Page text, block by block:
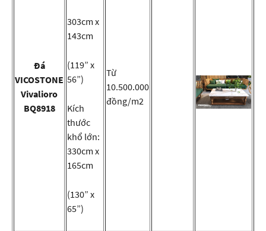
Đá
VICOSTONE
Vivalioro
BQ8918
303cm x
143cm
(119” x
56”)
Kích
thước
khổ lớn:
330cm x
165cm
(130” x
65”)
Từ
10.500.000
đồng/m2